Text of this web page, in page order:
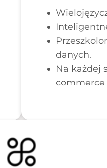
danych.
Na każdej
commerce